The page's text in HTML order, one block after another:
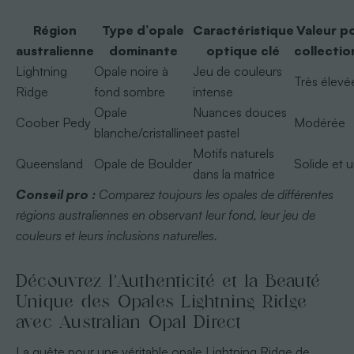
Région
australienne
Type d’opale
dominante
Caractéristique
optique clé
Valeur
Lightning
Ridge
Opale noire à
fond sombre
Jeu de couleurs
intense
Très
Coober Pedy
Opale
blanche/cristalline
Nuances douces
et pastel
Modérée
Queensland Opale de Boulder
Motifs naturels
dans la matrice
Solide et
Conseil pro : Comparez toujours les opales de différentes
régions australiennes en observant leur fond, leur jeu de
couleurs et leurs inclusions naturelles.
Découvrez l’Authenticité et la Beauté
Unique des Opales Lightning Ridge
avec Australian Opal Direct